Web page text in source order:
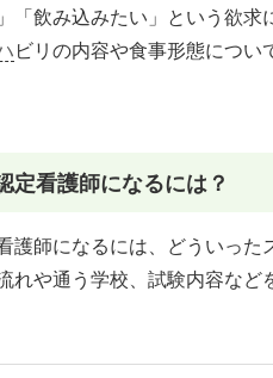
「飲み込みたい」という欲求
ビリの内容や食事形態につい
定看護師になるには？
護師になるには、どういっ
れや通う学校、試験内容など